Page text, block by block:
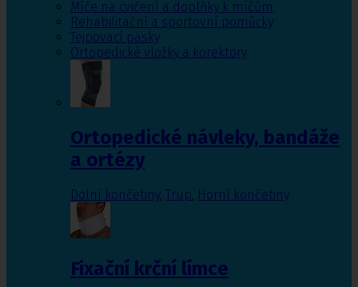
Míče na cvičení a doplňky k míčům
Rehabilitační a sportovní pomůcky
Tejpovací pásky
Ortopedické vložky a korektory
Ortopedické návleky, bandáže
a ortézy
Dolní končetiny, Trup, Horní končetiny
Fixační krční límce